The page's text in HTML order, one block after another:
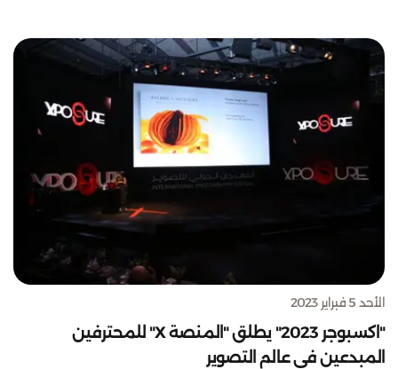
الأحد 5 فبراير 2023
"اكسبوجر 2023" يطلق "المنصة X" للمحترفين
المبدعين في عالم التصوير